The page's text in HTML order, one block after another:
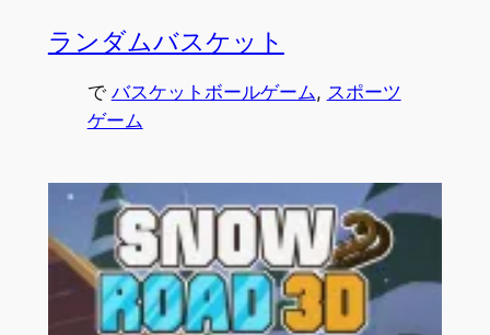
ランダムバスケット
で バスケットボールゲーム, スポーツ
ゲーム